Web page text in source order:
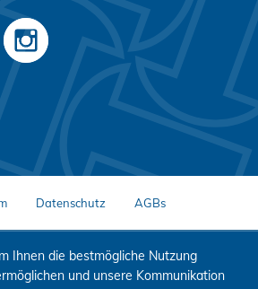
Datenschutz AGBs
Ihnen die bestmögliche Nutzung
und unsere Kommunikation